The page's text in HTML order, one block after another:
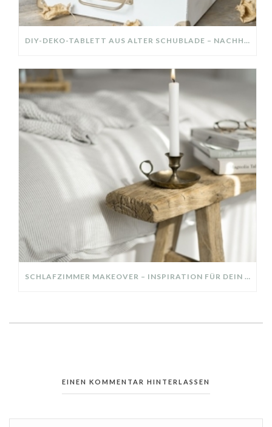
DIY-DEKO-TABLETT AUS ALTER SCHUBLADE – NACHHALTIGE HERBSTDEKO SELBER MACHEN!
SCHLAFZIMMER MAKEOVER – INSPIRATION FÜR DEIN SCHLAFZIMMER: AUS ALT MACH NEU – HELL, GEMÜTLICH UND EINLADEND
EINEN KOMMENTAR HINTERLASSEN